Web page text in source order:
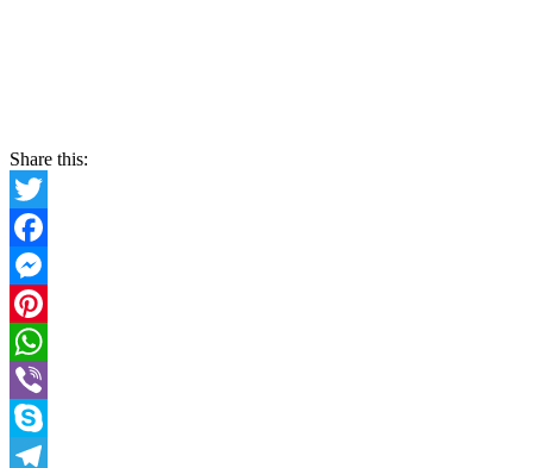
Share this:
Twitter
Facebook
Messenger
Pinterest
WhatsApp
Viber
Skype